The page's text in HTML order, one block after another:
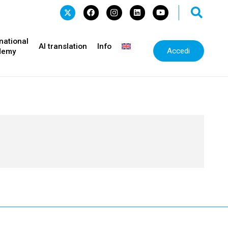
AI translation Info
Accedi